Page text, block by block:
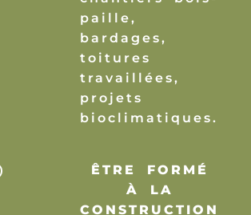
paille,
bardages,
toitures
travaillées,
projets
bioclimatiques.
ÊTRE FORMÉ
À LA
CONSTRUCTION